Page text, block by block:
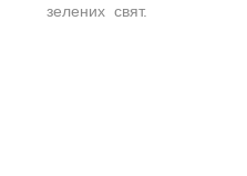
зелених свят.